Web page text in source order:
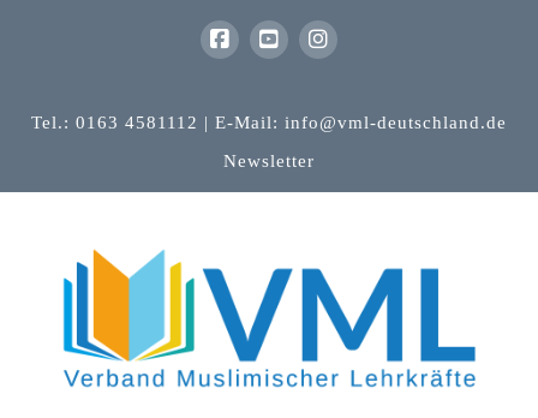
Tel.: 0163 4581112 | E-Mail: info@vml-deutschland.de
Newsletter